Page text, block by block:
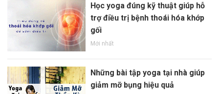
Học yoga đúng kỹ thuật giúp hỗ
trợ điều trị bệnh thoái hóa khớp
gối
Mới nhất
Những bài tập yoga tại nhà giúp
giảm mỡ bụng hiệu quả